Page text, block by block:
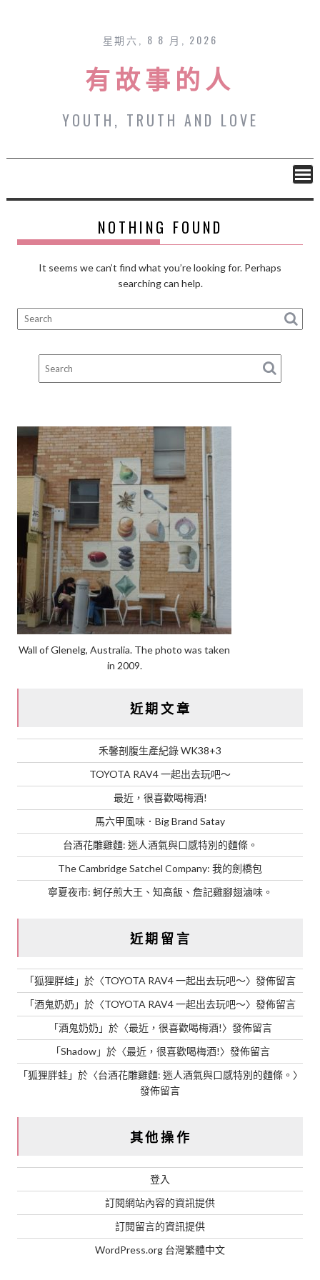
content
星期六, 8 8 月, 2026
有故事的人
YOUTH, TRUTH AND LOVE
NOTHING FOUND
It seems we can’t find what you’re looking for. Perhaps
searching can help.
Wall of Glenelg, Australia. The photo was taken
in 2009.
近期文章
禾馨剖腹生產紀錄 WK38+3
TOYOTA RAV4 一起出去玩吧～
最近，很喜歡喝梅酒!
馬六甲風味．Big Brand Satay
台酒花雕雞麵: 迷人酒氣與口感特別的麵條。
The Cambridge Satchel Company: 我的劍橋包
寧夏夜市: 蚵仔煎大王、知高飯、詹記雞腳翅滷味。
近期留言
「狐狸胖蛙」於〈TOYOTA RAV4 一起出去玩吧～〉發佈留言
「酒鬼奶奶 」於〈TOYOTA RAV4 一起出去玩吧～〉發佈留言
「酒鬼奶奶 」於〈最近，很喜歡喝梅酒!〉發佈留言
「Shadow」於〈最近，很喜歡喝梅酒!〉發佈留言
「狐狸胖蛙」於〈台酒花雕雞麵: 迷人酒氣與口感特別的麵條。 〉
發佈留言
其他操作
登入
訂閱網站內容的資訊提供
訂閱留言的資訊提供
WordPress.org 台灣繁體中文